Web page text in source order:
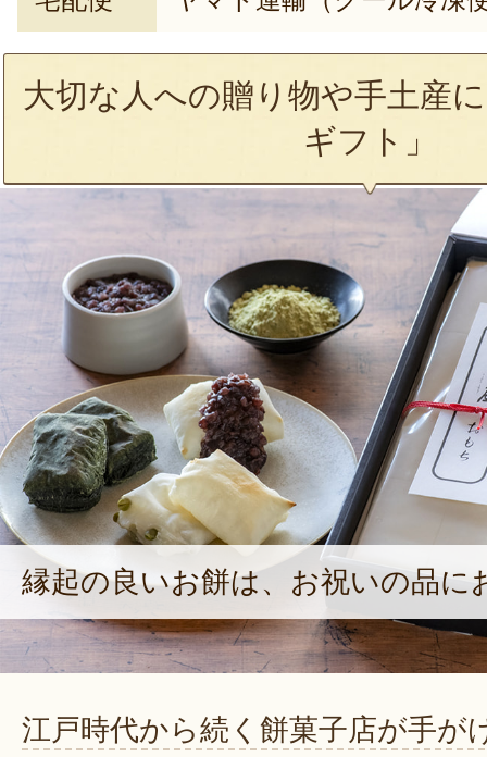
大切な人への贈り物や手土産
ギフト」
縁起の良いお餅は、お祝いの品に
江戸時代から続く餅菓子店が手が